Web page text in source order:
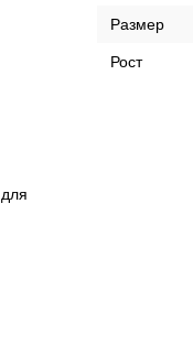
Размер
Рост